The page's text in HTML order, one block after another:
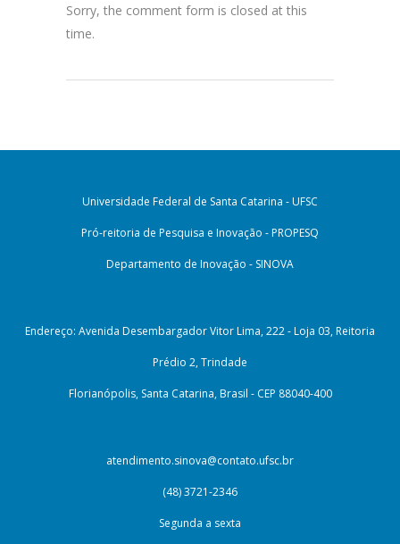
Sorry, the comment form is closed at this
time.
Universidade Federal de Santa Catarina - UFSC
Pró-reitoria de Pesquisa e Inovação - PROPESQ
Departamento de Inovação - SINOVA
Endereço: Avenida Desembargador Vitor Lima, 222 - Loja 03, Reitoria
Prédio 2, Trindade
Florianópolis, Santa Catarina, Brasil - CEP 88040-400
atendimento.sinova@contato.ufsc.br
(48) 3721-2346
Segunda a sexta